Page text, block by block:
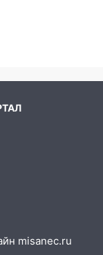
движение
пожар
с
misanec.ru